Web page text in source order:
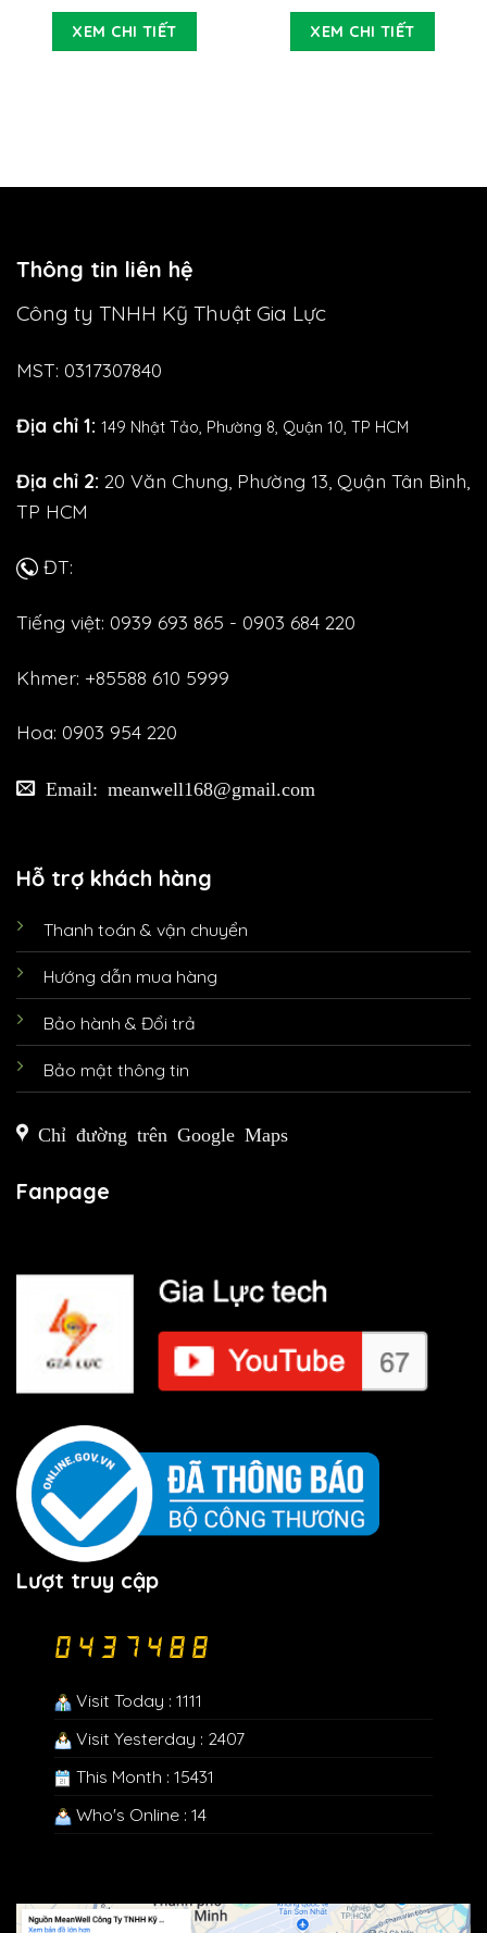
XEM CHI TIẾT XEM CHI TIẾT
Thông tin liên hệ
Công ty TNHH Kỹ Thuật Gia Lực
MST: 0317307840
Địa chỉ 1: 149 Nhật Tảo, Phường 8, Quận 10, TP HCM
Địa chỉ 2: 20 Văn Chung, Phường 13, Quận Tân Bình,
TP HCM
ĐT:
Tiếng việt: 0939 693 865 - 0903 684 220
Khmer: +85588 610 5999
Hoa: 0903 954 220
Email: meanwell168@gmail.com
Hỗ trợ khách hàng
Thanh toán & vận chuyển
Hướng dẫn mua hàng
Bảo hành & Đổi trả
Bảo mật thông tin
Chỉ đường trên Google Maps
Fanpage
Lượt truy cập
Visit Today : 1111
Visit Yesterday : 2407
This Month : 15431
Who's Online : 14